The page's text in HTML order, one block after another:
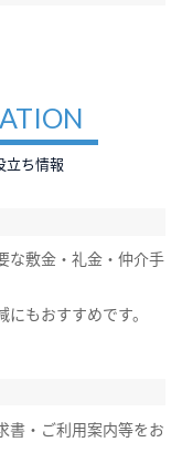
立ち情報
な敷金・礼金・仲介手
もおすすめです。
書・ご利用案内等をお